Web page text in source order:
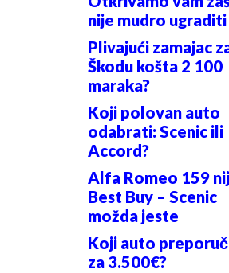
nije mudro ugraditi
Plivajući zamajac
Škodu košta 2 100
maraka?
Koji polovan auto
odabrati: Scenic ili
Accord?
Alfa Romeo 159
Best Buy – Scenic
možda jeste
Koji auto
za 3.500€?